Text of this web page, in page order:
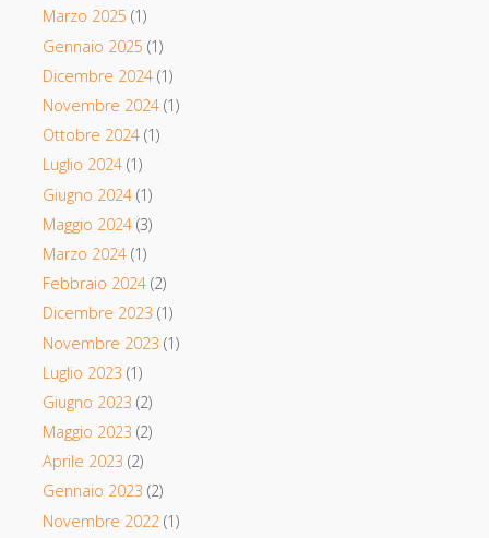
Marzo 2025 (1)
Gennaio 2025 (1)
Dicembre 2024(1)
Novembre 2024(1)
Ottobre 2024(1)
Luglio 2024(1)
Giugno 2024(1)
Maggio 2024(3)
Marzo 2024(1)
Febbraio 2024(2)
Dicembre 2023 (1)
Novembre 2023 (1)
Luglio 2023 (1)
Giugno 2023 (2)
Maggio 2023 (2)
Aprile 2023 (2)
Gennaio 2023 (2)
Novembre 2022 (1)